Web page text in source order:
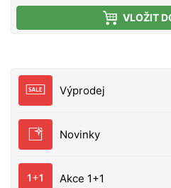
Výprodej
Novinky
Akce 1+1
kterém díky důkladnému
svévolnému trhání
plní i velmi jemnými
se po čase přímo úměrném
tak uvolní krmnou směs v
kaprovité ryby. Upozornění:
vodou rozpustné,
poškození. Technické
VLOŽIT